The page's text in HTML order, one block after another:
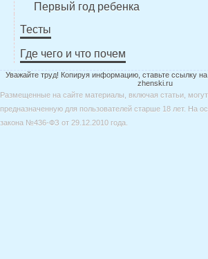
Первый год ребенка
Тесты
Где чего и что почем
Уважайте труд! Копируя информацию, ставьте ссылку
zhenski.ru
Размещенные на сайте материалы, включая статьи,
предназначенную для пользователей старше 18 лет. На
закона №436-ФЗ от 29.12.2010 года.